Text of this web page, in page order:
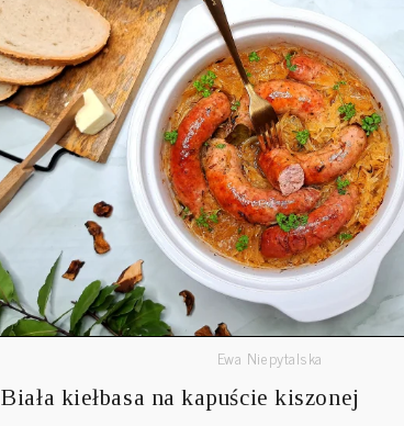
Ewa Niepytalska
Biała kiełbasa na kapuście kiszonej